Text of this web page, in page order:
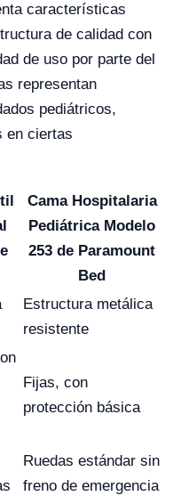
características
de calidad con
de uso por parte del
representan
pediátricos,
en ciertas
Cama Hospitalaria
Pediátrica Modelo
253 de Paramount
Bed
Estructura metálica
resistente
Fijas, con
protección básica
Ruedas estándar sin
freno de emergencia